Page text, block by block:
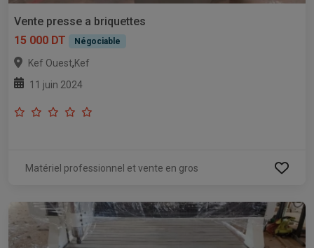
Vente presse a briquettes
15 000 DT
Négociable
Kef Ouest,Kef
11 juin 2024
Matériel professionnel et vente en gros